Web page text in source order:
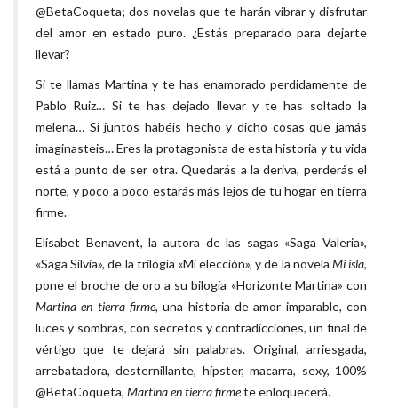
@BetaCoqueta; dos novelas que te harán vibrar y disfrutar
del amor en estado puro. ¿Estás preparado para dejarte
llevar?
Si te llamas Martina y te has enamorado perdidamente de
Pablo Ruiz… Si te has dejado llevar y te has soltado la
melena… Si juntos habéis hecho y dicho cosas que jamás
imaginasteis… Eres la protagonista de esta historia y tu vida
está a punto de ser otra. Quedarás a la deriva, perderás el
norte, y poco a poco estarás más lejos de tu hogar en tierra
firme.
Elísabet Benavent, la autora de las sagas «Saga Valeria»,
«Saga Silvia», de la trilogía «Mi elección», y de la novela Mi isla,
pone el broche de oro a su bilogía «Horizonte Martina» con
Martina en tierra firme, una historia de amor imparable, con
luces y sombras, con secretos y contradicciones, un final de
vértigo que te dejará sin palabras. Original, arriesgada,
arrebatadora, desternillante, hípster, macarra, sexy, 100%
@BetaCoqueta, Martina en tierra firmete enloquecerá.